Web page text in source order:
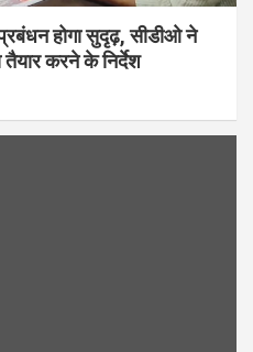
होगा सुदृढ़, सीडीओ ने
तैयार करने के निर्देश